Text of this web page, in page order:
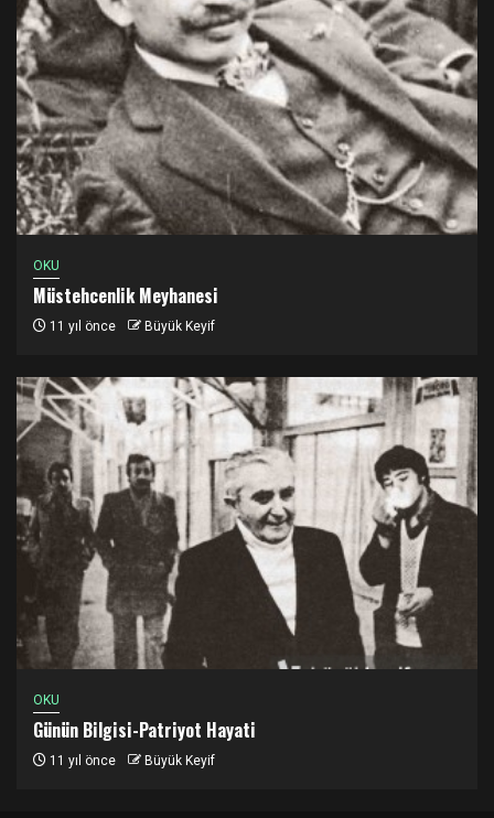
OKU
Müstehcenlik Meyhanesi
11 yıl önce Büyük Keyif
OKU
Günün Bilgisi-Patriyot Hayati
11 yıl önce Büyük Keyif